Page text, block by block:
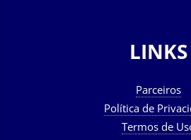
LINKS
Parceiros
Política de
Termos de